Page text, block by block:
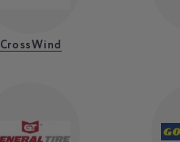
CrossWind